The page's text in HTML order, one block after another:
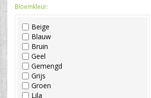
December
Bloemkleur:
Beige
Blauw
Bruin
Geel
Gemengd
Grijs
Groen
Lila